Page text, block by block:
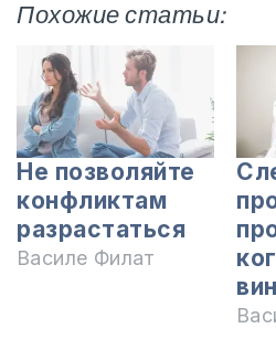
Похожие статьи:
Не позволяйте
конфликтам
разрастаться
Василе Филат